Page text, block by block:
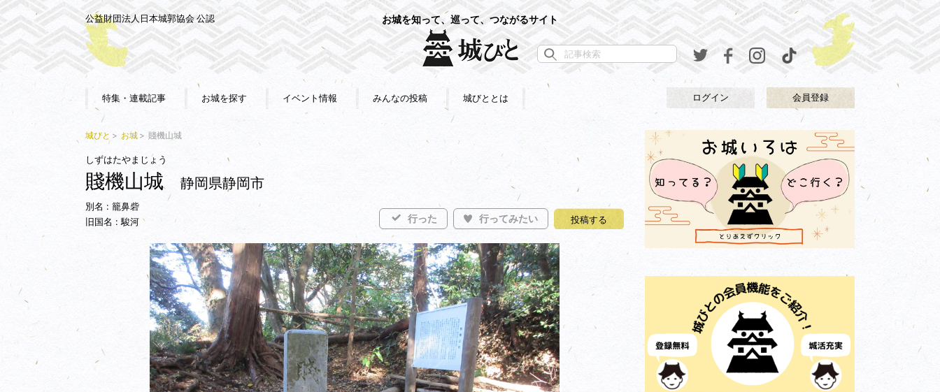
公益財団法人日本城郭協会 公認 お城を知って、巡って、つながるサイト
特集・連載記事 お城を探す イベント情報 みんなの投稿 城びととは ログイン 会員登録
城びと お城 賤機山城
しずはたやまじょう
賤機山城 静岡県静岡市
別名 : 籠鼻砦
旧国名 : 駿河
行った 行ってみたい 投稿する